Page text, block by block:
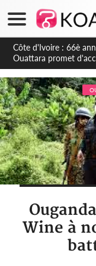
Côte d'Ivoire : À
ivoirien et veut s'en
de la Guinée
Wine à